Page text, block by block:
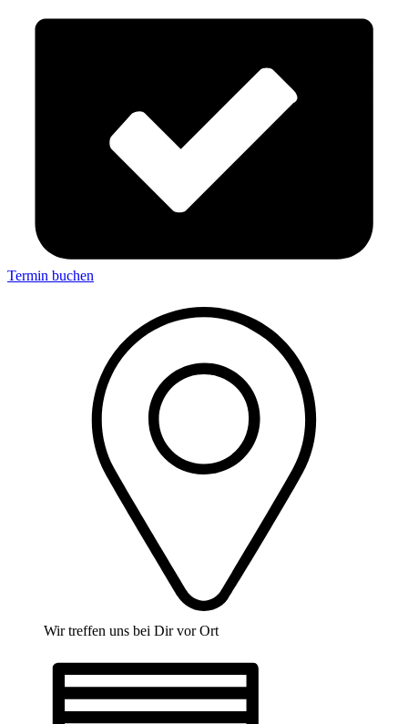
Termin buchen
Wir treffen uns bei Dir vor Ort